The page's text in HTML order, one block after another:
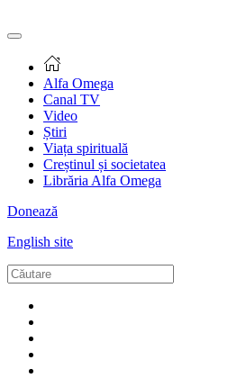
Alfa Omega
Canal TV
Video
Știri
Viața spirituală
Creștinul și societatea
Librăria Alfa Omega
Donează
English site